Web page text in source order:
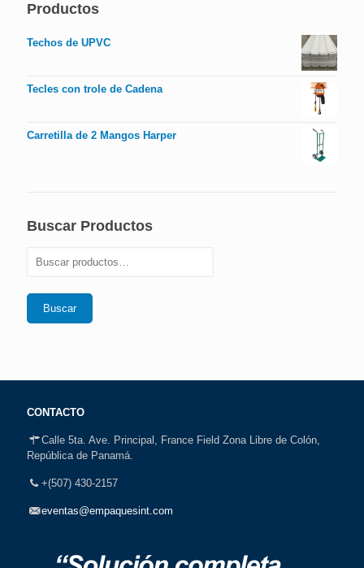
Productos
Techos de UPVC
Tecles con trole de Cadena
Carretilla de 2 Mangos Harper
Buscar Productos
Buscar
CONTACTO
Calle 5ta. Ave. Principal, France Field Zona Libre de Colón,
República de Panamá.
+(507) 430-2157
eventas@empaquesint.com